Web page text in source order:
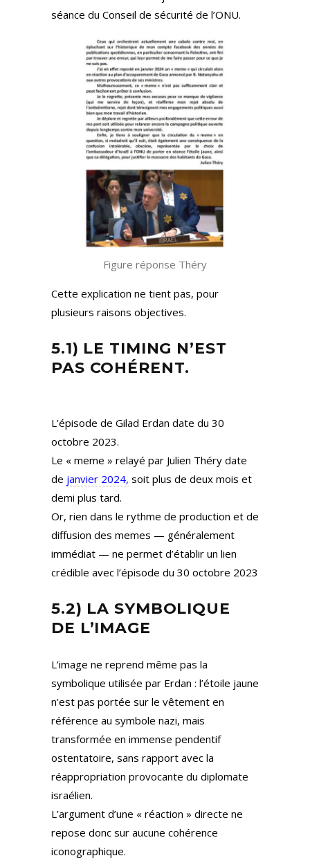
séance du Conseil de sécurité de l’ONU.
Figure réponse Théry
Cette explication ne tient pas, pour
plusieurs raisons objectives.
5.1) LE TIMING N’EST
PAS COHÉRENT.
L’épisode de Gilad Erdan date du 30
octobre 2023.
Le « meme » relayé par Julien Théry date
de janvier 2024, soit plus de deux mois et
demi plus tard.
Or, rien dans le rythme de production et de
diffusion des memes — généralement
immédiat — ne permet d’établir un lien
crédible avec l’épisode du 30 octobre 2023
5.2) LA SYMBOLIQUE
DE L’IMAGE
L’image ne reprend même pas la
symbolique utilisée par Erdan : l’étoile jaune
n’est pas portée sur le vêtement en
référence au symbole nazi, mais
transformée en immense pendentif
ostentatoire, sans rapport avec la
réappropriation provocante du diplomate
israélien.
L’argument d’une « réaction » directe ne
repose donc sur aucune cohérence
iconographique.